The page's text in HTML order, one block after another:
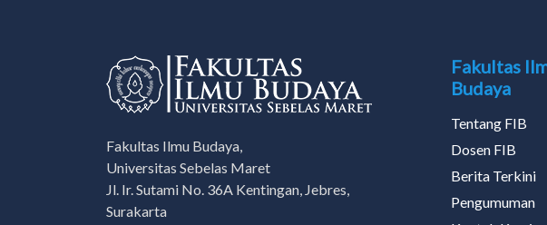
Fakultas Ilmu Budaya,
Universitas Sebelas Maret
Jl. Ir. Sutami No. 36A Kentingan, Jebres,
Surakarta
Fakultas
Budaya
Tentang FIB
Dosen FIB
Berita Terkini
Pengumuman